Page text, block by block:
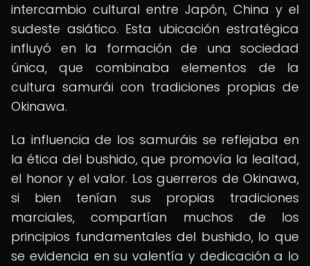
intercambio cultural entre Japón, China y el
sudeste asiático. Esta ubicación estratégica
influyó en la formación de una sociedad
única, que combinaba elementos de la
cultura samurái con tradiciones propias de
Okinawa.
La influencia de los samuráis se reflejaba en
la ética del bushido, que promovía la lealtad,
el honor y el valor. Los guerreros de Okinawa,
si bien tenían sus propias tradiciones
marciales, compartían muchos de los
principios fundamentales del bushido, lo que
se evidencia en su valentía y dedicación a lo